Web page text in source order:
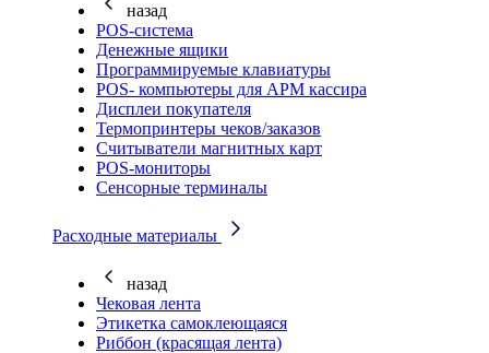
назад
POS-система
Денежные ящики
Программируемые клавиатуры
POS- компьютеры для АРМ кассира
Дисплеи покупателя
Термопринтеры чеков/заказов
Считыватели магнитных карт
POS-мониторы
Сенсорные терминалы
Расходные материалы
назад
Чековая лента
Этикетка самоклеющаяся
Риббон (красящая лента)